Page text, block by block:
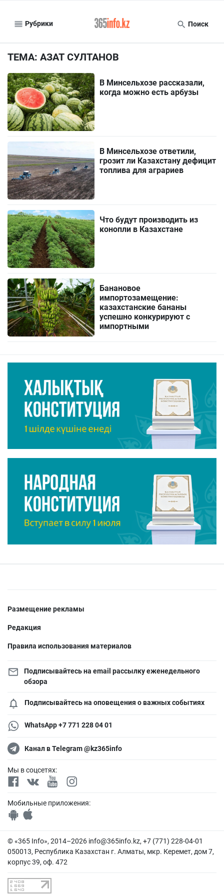
Рубрики Поиск
ТЕМА: АЗАТ СУЛТАНОВ
В Минсельхозе рассказали,
когда можно есть арбузы
В Минсельхозе ответили,
грозит ли Казахстану дефицит
топлива для аграриев
Что будут производить из
конопли в Казахстане
Банановое
импортозамещение:
казахстанские бананы
успешно конкурируют с
импортными
Размещение рекламы
Редакция
Правила использования материалов
Подписывайтесь на email рассылку еженедельного
обзора
Подписывайтесь на оповещения о важных событиях
WhatsApp +7 771 228 04 01
Канал в Telegram @kz365info
Мы в соцсетях:
Мобильные приложения:
© «365 Info», 2014–2026 info@365info.kz, +7 (771) 228-04-01
050013, Республика Казахстан г. Алматы, мкр. Керемет, дом 7,
корпус 39, оф. 472